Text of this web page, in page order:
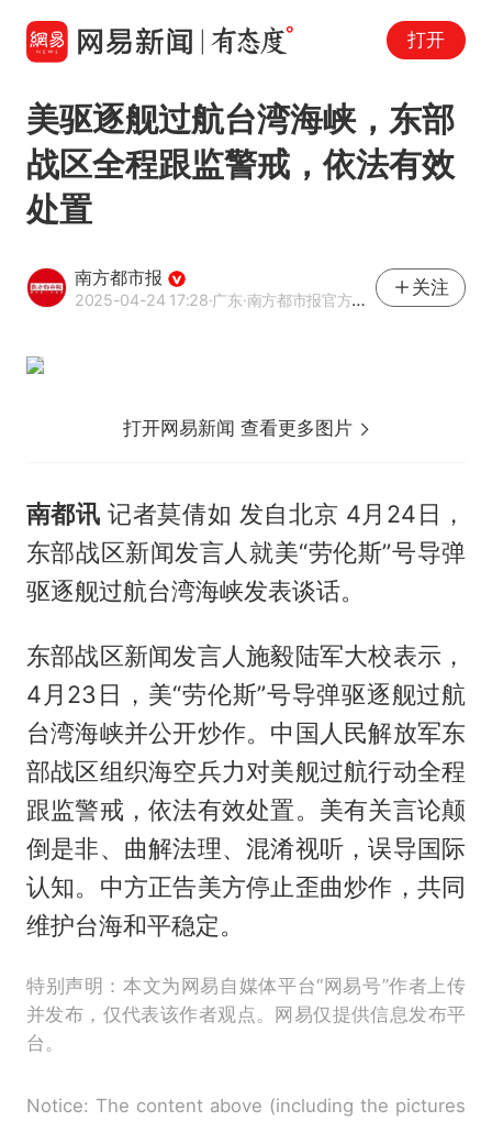
打开
美驱逐舰过航台湾海峡，东部
战区全程跟监警戒，依法有效
处置
南方都市报
2025-04-24 17:28·广东·南方都市报官方网易号
关注
打开网易新闻 查看更多图片
南都讯 记者莫倩如 发自北京 4月24日，
东部战区新闻发言人就美“劳伦斯”号导弹
驱逐舰过航台湾海峡发表谈话。
东部战区新闻发言人施毅陆军大校表示，
4月23日，美“劳伦斯”号导弹驱逐舰过航
台湾海峡并公开炒作。中国人民解放军东
部战区组织海空兵力对美舰过航行动全程
跟监警戒，依法有效处置。美有关言论颠
倒是非、曲解法理、混淆视听，误导国际
认知。中方正告美方停止歪曲炒作，共同
维护台海和平稳定。
特别声明：本文为网易自媒体平台“网易号”作者上传
并发布，仅代表该作者观点。网易仅提供信息发布平
台。
Notice: The content above (including the pictures